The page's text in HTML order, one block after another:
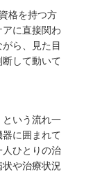
格を持つ方
に直接関わ
ら、見た目
して動いて
という流れ一
に囲まれて
ひとりの治
や治療状況